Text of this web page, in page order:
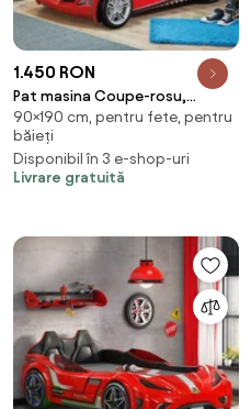
1.450 RON
Pat masina Coupe-rosu,
colectia Champion Racer
90x190 Cm
90×190 cm, pentru fete, pentru
băieți
Disponibil în 3 e-shop-uri
Livrare gratuită